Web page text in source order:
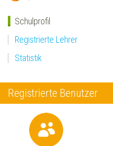
Schulprofil
Registrierte Lehrer
Statistik
Registrierte Benutzer